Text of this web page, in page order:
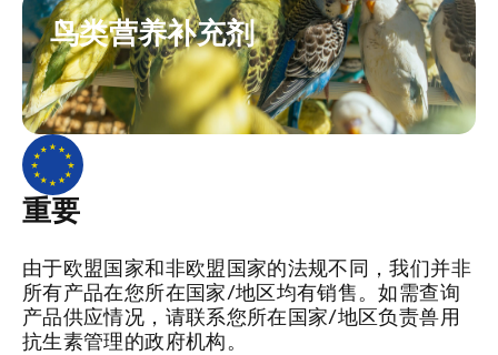
鸟类营养补充剂
重要
由于欧盟国家和非欧盟国家的法规不同，我们并非
所有产品在您所在国家/地区均有销售。如需查询
产品供应情况，请联系您所在国家/地区负责兽用
抗生素管理的政府机构。